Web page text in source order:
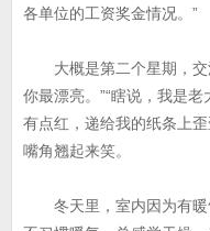
各单位的工资奖金情况。”
大概是第二个星期，交
你最漂亮。”“瞎说，我是
有点红，递给我的纸条上
嘴角翘起来笑。
冬天里，室内因为有暖